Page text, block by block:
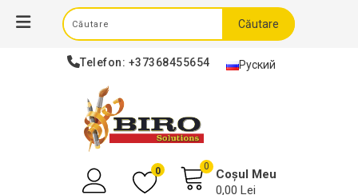
Telefon: +37368455654 Руский
Căutare
0 0
Coșul Meu
0,00 Lei